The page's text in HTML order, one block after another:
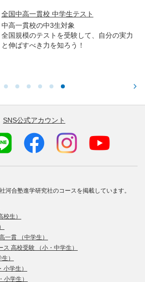
全国中高一貫校 中学生テスト
中高一貫校の中3生対象
全国規模のテストを受験して、自分の実力
と伸ばすべき力を知ろう！
SNS公式アカウント
河合塾進学研究社のコースを掲載しています。
生）
一貫 （中学生）
高校受験 （小・中学生）
）
学生）
学生）